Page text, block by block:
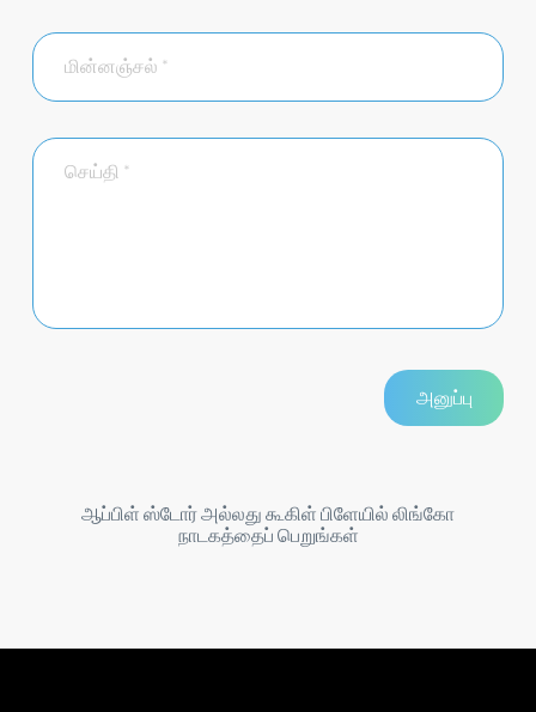
ஆப்பிள் ஸ்டோர் அல்லது கூகிள் பிளேயில் லிங்கோ
நாடகத்தைப் பெறுங்கள்